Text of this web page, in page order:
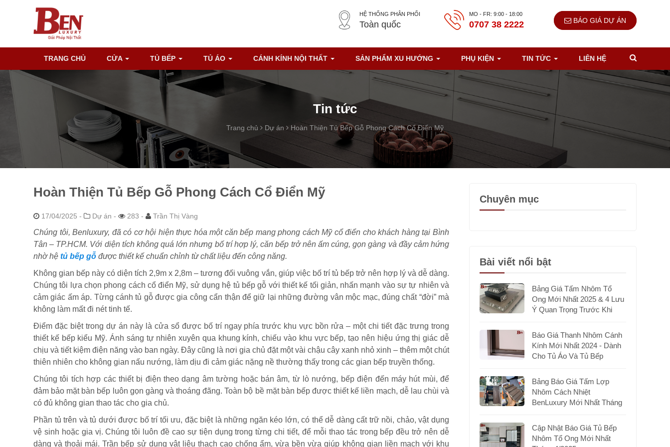
HỆ THỐNG PHÂN PHỐI
Toàn quốc
MO - FR: 9:00 - 18:00
0707 38 2222 BÁO GIÁ DỰ ÁN
TRANG CHỦ CỬA TỦ BẾP TỦ ÁO CÁNH KÍNH NỘI THẤT SẢN PHẨM XU HƯỚNG PHỤ KIỆN TIN TỨC LIÊN HỆ
Tin tức
Trang chủ Dự án Hoàn Thiện Tủ Bếp Gỗ Phong Cách Cổ Điển Mỹ
Hoàn Thiện Tủ Bếp Gỗ Phong Cách Cổ Điển Mỹ
17/04/2025 - Dự án - 283 - Trần Thị Vàng
Chúng tôi, Benluxury, đã có cơ hội hiện thực hóa một căn bếp mang phong cách Mỹ cổ điển cho khách hàng tại Bình
Tân – TP.HCM. Với diện tích không quá lớn nhưng bố trí hợp lý, căn bếp trở nên ấm cúng, gọn gàng và đầy cảm hứng
nhờ hệ tủ bếp gỗ được thiết kế chuẩn chỉnh từ chất liệu đến công năng.
Không gian bếp này có diện tích 2,9m x 2,8m – tương đối vuông vắn, giúp việc bố trí tủ bếp trở nên hợp lý và dễ dàng.
Chúng tôi lựa chọn phong cách cổ điển Mỹ, sử dụng hệ tủ bếp gỗ với thiết kế tối giản, nhấn mạnh vào sự tự nhiên và
cảm giác ấm áp. Từng cánh tủ gỗ được gia công cẩn thận để giữ lại những đường vân mộc mạc, đúng chất “đời” mà
không làm mất đi nét tinh tế.
Điểm đặc biệt trong dự án này là cửa sổ được bố trí ngay phía trước khu vực bồn rửa – một chi tiết đặc trưng trong
thiết kế bếp kiểu Mỹ. Ánh sáng tự nhiên xuyên qua khung kính, chiếu vào khu vực bếp, tạo nên hiệu ứng thị giác dễ
chịu và tiết kiệm điện năng vào ban ngày. Đây cũng là nơi gia chủ đặt một vài chậu cây xanh nhỏ xinh – thêm một chút
thiên nhiên cho không gian nấu nướng, làm dịu đi cảm giác nặng nề thường thấy trong các gian bếp truyền thống.
Chúng tôi tích hợp các thiết bị điện theo dạng âm tường hoặc bán âm, từ lò nướng, bếp điện đến máy hút mùi, để
đảm bảo mặt bàn bếp luôn gọn gàng và thoáng đãng. Toàn bộ bề mặt bàn bếp được thiết kế liền mạch, dễ lau chùi và
có đủ không gian thao tác cho gia chủ.
Phần tủ trên và tủ dưới được bố trí tối ưu, đặc biệt là những ngăn kéo lớn, có thể dễ dàng cất trữ nồi, chảo, vật dụng
vệ sinh hoặc gia vị. Chúng tôi luôn đề cao sự tiện dụng trong từng chi tiết, để mỗi thao tác trong bếp đều trở nên dễ
dàng và thoải mái. Trần bếp sử dụng vật liệu thạch cao chống ẩm, vừa bền vừa giúp không gian liền mạch với khu
Chuyên mục
Bài viết nổi bật
Bảng Giá Tấm Nhôm Tổ
Ong Mới Nhất 2025 & 4 Lưu
Ý Quan Trọng Trước Khi
Báo Giá Thanh Nhôm Cánh
Kính Mới Nhất 2024 - Dành
Cho Tủ Áo Và Tủ Bếp
Bảng Báo Giá Tấm Lợp
Nhôm Cách Nhiệt
BenLuxury Mới Nhất Tháng
Cập Nhật Báo Giá Tủ Bếp
Nhôm Tổ Ong Mới Nhất